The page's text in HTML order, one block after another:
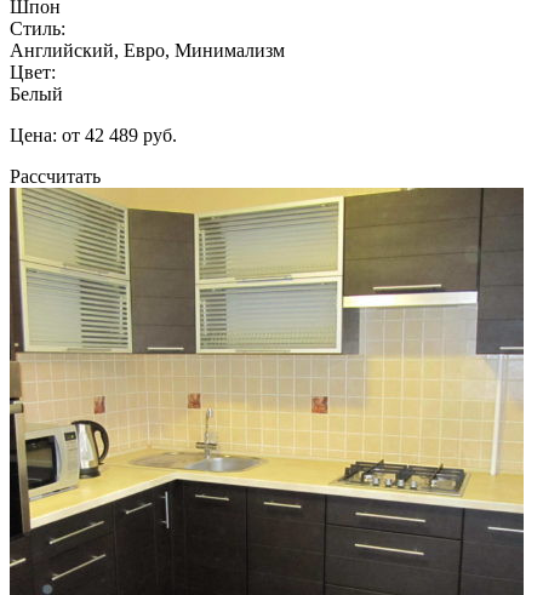
Шпон
Стиль:
Английский, Евро, Минимализм
Цвет:
Белый
Цена: от 42 489 руб.
Рассчитать